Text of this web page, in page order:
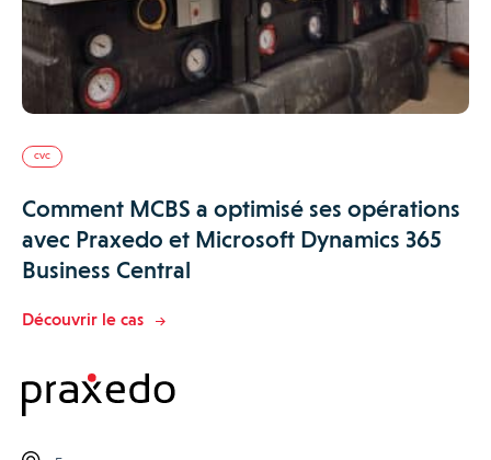
CVC
Comment MCBS a optimisé ses opérations
avec Praxedo et Microsoft Dynamics 365
Business Central
Découvrir le cas